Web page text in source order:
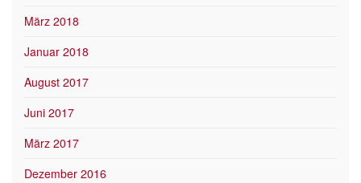
März 2018
Januar 2018
August 2017
Juni 2017
März 2017
Dezember 2016